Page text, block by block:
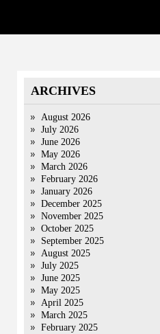
ARCHIVES
August 2026
July 2026
June 2026
May 2026
March 2026
February 2026
January 2026
December 2025
November 2025
October 2025
September 2025
August 2025
July 2025
June 2025
May 2025
April 2025
March 2025
February 2025